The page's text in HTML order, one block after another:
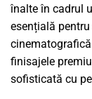
înalte în cadrul
esențială
finisajele
sofisticată cu